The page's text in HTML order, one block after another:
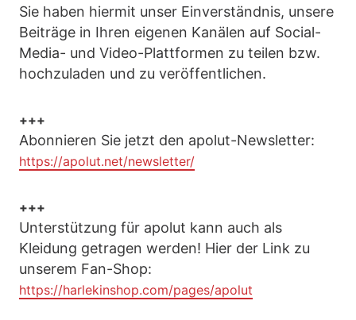
Sie haben hiermit unser Einverständnis, unsere
Beiträge in Ihren eigenen Kanälen auf Social-
Media- und Video-Plattformen zu teilen bzw.
hochzuladen und zu veröffentlichen.
+++
Abonnieren Sie jetzt den apolut-Newsletter:
https://apolut.net/newsletter/
+++
Unterstützung für apolut kann auch als
Kleidung getragen werden! Hier der Link zu
unserem Fan-Shop:
https://harlekinshop.com/pages/apolut